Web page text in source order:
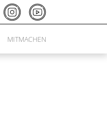
MITMACHEN